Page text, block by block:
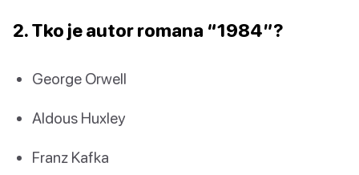
2. Tko je autor romana “1984”?
George Orwell
Aldous Huxley
Franz Kafka